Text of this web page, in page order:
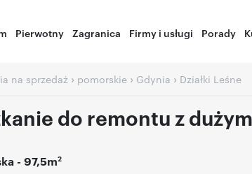
Pierwotny Zagranica Firmy i usługi Porady
na sprzedaż › pomorskie › Gdynia › Działki Leśne
do remontu z
- 97,5m2